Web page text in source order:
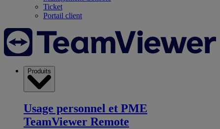
Ticket
Portail client
Produits
Usage personnel et PME
TeamViewer Remote